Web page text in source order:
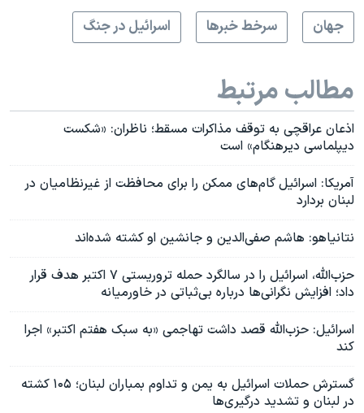
جهان
سرخط خبرها اسرائیل در جنگ
مطالب مرتبط
اذعان عراقچی به توقف مذاکرات مسقط؛ ناظران: «شکست
دیپلماسی دیرهنگام» است
آمریکا: اسرائیل گا‌م‌های ممکن را برای محافظت از غیرنظامیان در
لبنان بردارد
نتانیاهو: هاشم صفی‌الدین و جانشین او کشته شده‌اند
حزب‌الله، اسرائیل را در سالگرد حمله تروریستی ۷ اکتبر هدف قرار
داد؛ افزایش نگرانی‌ها درباره بی‌ثباتی در خاورمیانه
اسرائیل: حزب‌الله قصد داشت تهاجمی «به سبک هفتم اکتبر» اجرا
کند
گسترش حملات اسرائیل به یمن و تداوم بمباران لبنان؛ ۱۰۵ کشته
در لبنان و تشدید درگیری‌ها